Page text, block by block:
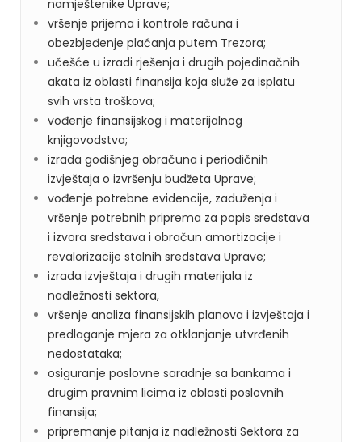
namještenike Uprave;
vršenje prijema i kontrole računa i
obezbjeđenje plaćanja putem Trezora;
učešće u izradi rješenja i drugih pojedinačnih
akata iz oblasti finansija koja služe za isplatu
svih vrsta troškova;
vođenje finansijskog i materijalnog
knjigovodstva;
izrada godišnjeg obračuna i periodičnih
izvještaja o izvršenju budžeta Uprave;
vođenje potrebne evidencije, zaduženja i
vršenje potrebnih priprema za popis sredstava
i izvora sredstava i obračun amortizacije i
revalorizacije stalnih sredstava Uprave;
izrada izvještaja i drugih materijala iz
nadležnosti sektora,
vršenje analiza finansijskih planova i izvještaja i
predlaganje mjera za otklanjanje utvrđenih
nedostataka;
osiguranje poslovne saradnje sa bankama i
drugim pravnim licima iz oblasti poslovnih
finansija;
pripremanje pitanja iz nadležnosti Sektora za